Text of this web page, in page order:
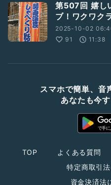
第507回 嬉し
ブ！ワクワク
2025-10-02
91
11:38
スマホで簡単、音
あなたも今
TOP よくある質問
特定商取引
資金決済法